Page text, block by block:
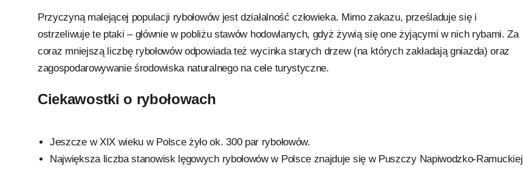
Przyczyną malejącej populacji rybołowów jest działalność człowieka. Mimo zakazu, prześladuje się i
ostrzeliwuje te ptaki – głównie w pobliżu stawów hodowlanych, gdyż żywią się one żyjącymi w nich rybami. Za
coraz mniejszą liczbę rybołowów odpowiada też wycinka starych drzew (na których zakładają gniazda) oraz
zagospodarowywanie środowiska naturalnego na cele turystyczne.
Ciekawostki o rybołowach
Jeszcze w XIX wieku w Polsce żyło ok. 300 par rybołowów.
Największa liczba stanowisk lęgowych rybołowów w Polsce znajduje się w Puszczy Napiwodzko-Ramuckiej